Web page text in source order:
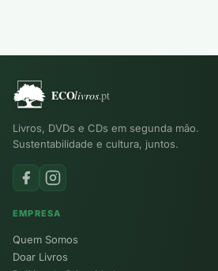
Livros, DVDs e CDs em segunda mão.
Sustentabilidade e cultura, juntos.
EMPRESA
Quem Somos
Doar Livros